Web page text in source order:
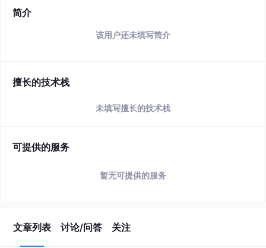
简介
该用户还未填写简介
擅长的技术栈
未填写擅长的技术栈
可提供的服务
暂无可提供的服务
文章列表 讨论/问答 关注